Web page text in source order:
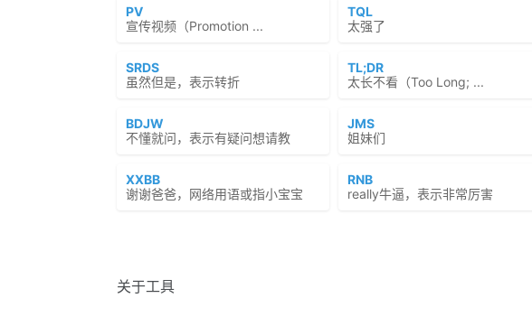
PV
宣传视频（Promotion ...
TQL
太强了
SRDS
虽然但是，表示转折
TL;DR
太长不看（Too Long; ...
BDJW
不懂就问，表示有疑问想请教
JMS
姐妹们
XXBB
谢谢爸爸，网络用语或指小宝宝
RNB
really牛逼，表示非常厉害
关于工具